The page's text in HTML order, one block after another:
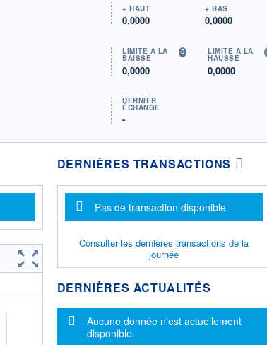
+ HAUT
0,0000
+ BAS
0,0000
LIMITE À LA
BAISSE
0,0000
LIMITE À LA
HAUSSE
0,0000
DERNIER
ÉCHANGE
-
DERNIÈRES TRANSACTIONS
Message d'information
Pas de transaction disponible
Consulter les dernières transactions de la
journée
DERNIÈRES ACTUALITÉS
Message d'information
Aucune donnée n'est actuellement
disponible.